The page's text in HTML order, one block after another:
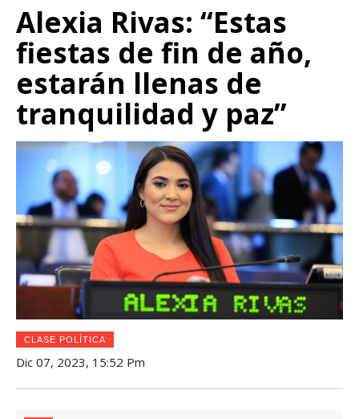
Alexia Rivas: “Estas
fiestas de fin de año,
estarán llenas de
tranquilidad y paz”
CLASE POLÍTICA
Dic 07, 2023, 15:52 Pm